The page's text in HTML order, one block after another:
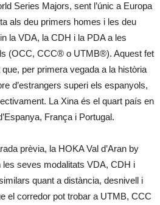
Series Majors, sent l’únic a Europa
als deu primers homes i les deu
la VDA, la CDH i la PDA a les
(OCC, CCC® o UTMB®). Aquest fet
per primera vegada a la història
d’estrangers superi els espanyols,
La Xina és el quart país en
França i Portugal.
prèvia, la HOKA Val d’Aran by
seves modalitats VDA, CDH i
quant a distància, desnivell i
el corredor pot trobar a UTMB, CCC